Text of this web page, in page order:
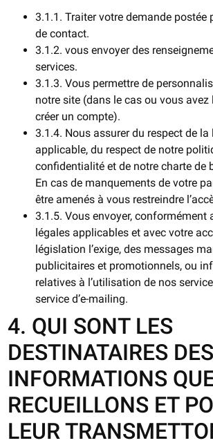
3.1.1. Traiter votre demande postée
de contact.
3.1.2. vous envoyer des
services.
3.1.3. Vous permettre de
notre site (dans le cas ou vous
créer un compte).
3.1.4. Nous assurer du respect de
applicable, du respect de notre
confidentialité et de notre charte de
En cas de manquements de votre
être amenés à vous restreindre
3.1.5. Vous envoyer, conformément
légales applicables et avec votre
législation l’exige, des messages
publicitaires et promotionnels, ou
relatives à l’utilisation de nos
service d’e-mailing.
4. QUI SONT LES
DESTINATAIRES DES
INFORMATIONS
RECUEILLONS ET
LEUR